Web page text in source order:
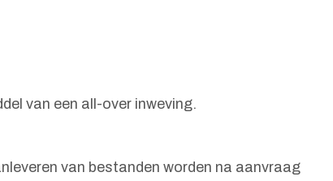
van een all-over inweving.
van bestanden worden na aanvraag